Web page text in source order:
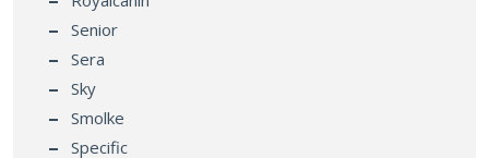
Senior
Sera
Sky
Smolke
Specific